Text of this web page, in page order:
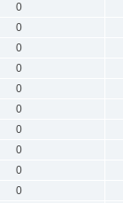
0
0
0
0
0
0
0
0
0
0